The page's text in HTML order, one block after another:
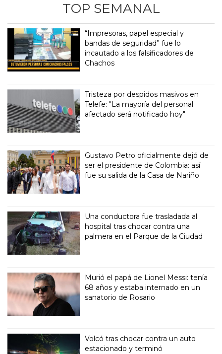
TOP SEMANAL
“Impresoras, papel especial y
bandas de seguridad” fue lo
incautado a los falsificadores de
Chachos
Tristeza por despidos masivos en
Telefe: "La mayoría del personal
afectado será notificado hoy"
Gustavo Petro oficialmente dejó de
ser el presidente de Colombia: así
fue su salida de la Casa de Nariño
Una conductora fue trasladada al
hospital tras chocar contra una
palmera en el Parque de la Ciudad
Murió el papá de Lionel Messi: tenía
68 años y estaba internado en un
sanatorio de Rosario
Volcó tras chocar contra un auto
estacionado y terminó